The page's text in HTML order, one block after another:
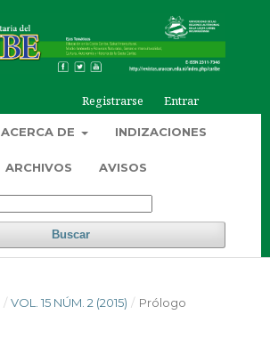
Registrarse Entrar
ACERCA DE INDIZACIONES
ARCHIVOS AVISOS
Buscar
/ VOL. 15 NÚM. 2 (2015) / Prólogo